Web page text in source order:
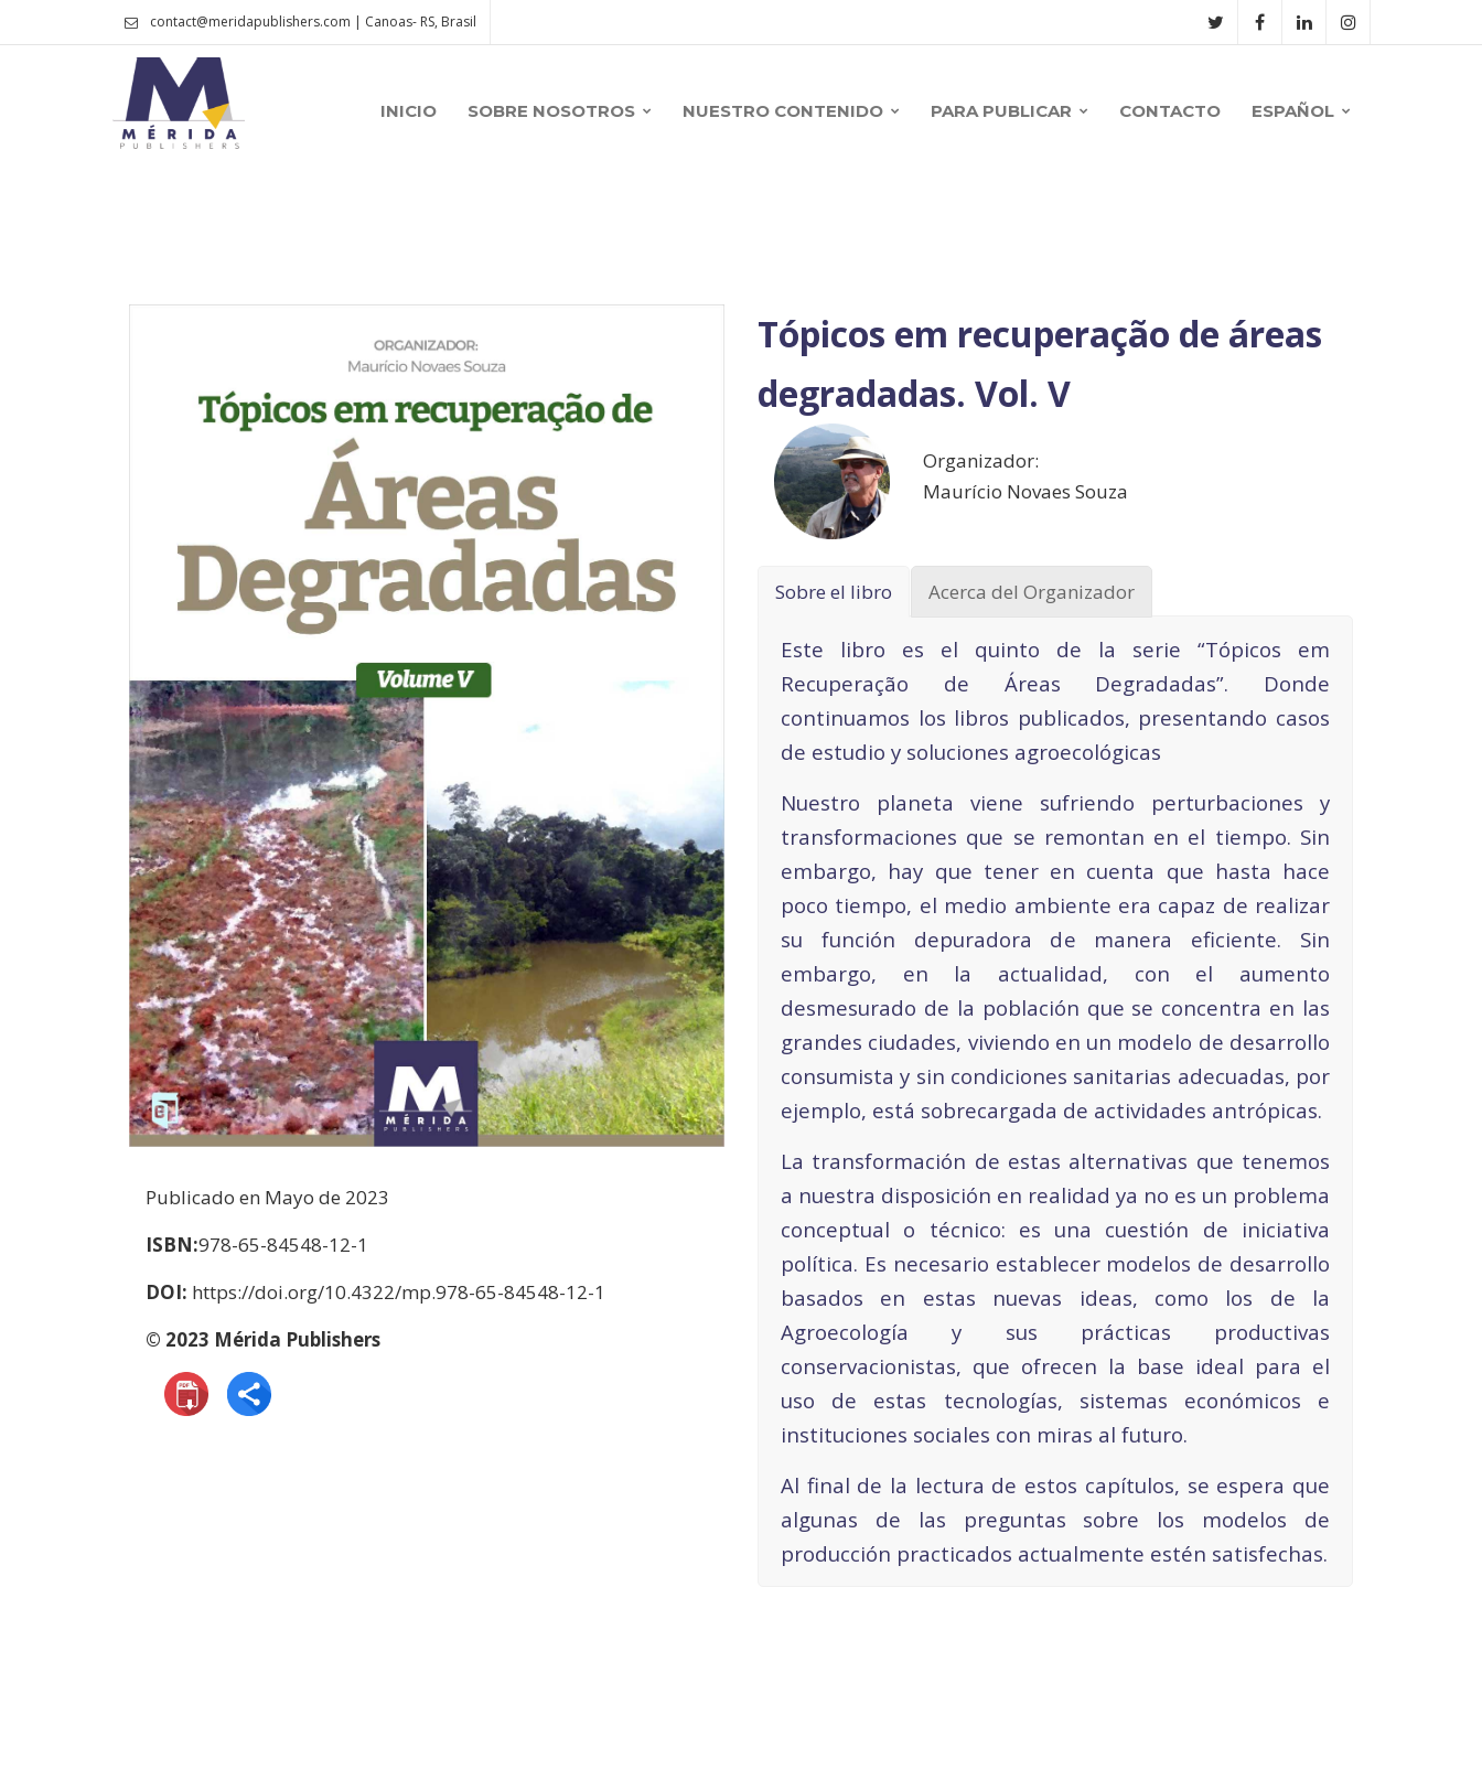
contact@meridapublishers.com | Canoas- RS, Brasil
INICIO SOBRE NOSOTROS NUESTRO CONTENIDO PARA PUBLICAR CONTACTO ESPAÑOL
Publicado en Mayo de 2023
ISBN:978-65-84548-12-1
DOI: https://doi.org/10.4322/mp.978-65-84548-12-1
© 2023 Mérida Publishers
Tópicos em recuperação de áreas
degradadas. Vol. V
Organizador:
Maurício Novaes Souza
Sobre el libro Acerca del Organizador
Este libro es el quinto de la serie “Tópicos em
Recuperação de Áreas Degradadas”. Donde
continuamos los libros publicados, presentando casos
de estudio y soluciones agroecológicas
Nuestro planeta viene sufriendo perturbaciones y
transformaciones que se remontan en el tiempo. Sin
embargo, hay que tener en cuenta que hasta hace
poco tiempo, el medio ambiente era capaz de realizar
su función depuradora de manera eficiente. Sin
embargo, en la actualidad, con el aumento
desmesurado de la población que se concentra en las
grandes ciudades, viviendo en un modelo de desarrollo
consumista y sin condiciones sanitarias adecuadas, por
ejemplo, está sobrecargada de actividades antrópicas.
La transformación de estas alternativas que tenemos
a nuestra disposición en realidad ya no es un problema
conceptual o técnico: es una cuestión de iniciativa
política. Es necesario establecer modelos de desarrollo
basados ​​en estas nuevas ideas, como los de la
Agroecología y sus prácticas productivas
conservacionistas, que ofrecen la base ideal para el
uso de estas tecnologías, sistemas económicos e
instituciones sociales con miras al futuro.
Al final de la lectura de estos capítulos, se espera que
algunas de las preguntas sobre los modelos de
producción practicados actualmente estén satisfechas.